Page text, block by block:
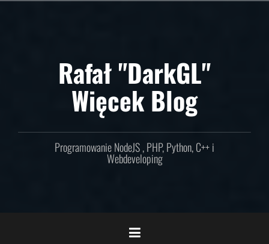
Rafał "DarkGL"
Więcek Blog
Programowanie NodeJS , PHP, Python, C++ i
Webdeveloping